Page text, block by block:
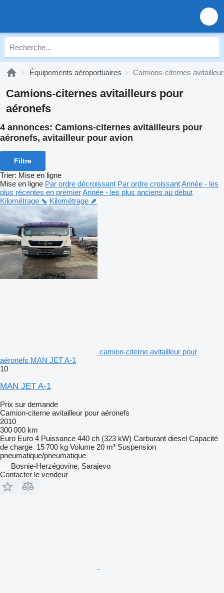
Équipements aéroportuaires Camions-citernes
Camions-citernes avitailleurs pour
aéronefs
4 annonces: Camions-citernes avitailleurs pour
aéronefs, avitailleur pour avion
Filtre
Trier: Mise en ligne
Mise en ligne Par ordre décroissant Par ordre croissantAnnée - les
plus récentes en premierAnnée - les plus anciens au début
Kilométrage ⬊ Kilométrage ⬈
camion-citerne avitailleur pour
aéronefs MAN JET A-1
10
MAN JET A-1
Prix sur demande
Camion-citerne avitailleur pour aéronefs
2010
300 000 km
Euro Euro 4 Puissance 440 ch (323 kW) Carburant diesel Capacité
de charge 15 700 kg Volume 20 m³ Suspension
pneumatique/pneumatique
Bosnie-Herzégovine, Sarajevo
Contacter le vendeur